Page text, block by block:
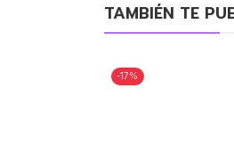
TAMBIÉN TE
-17%